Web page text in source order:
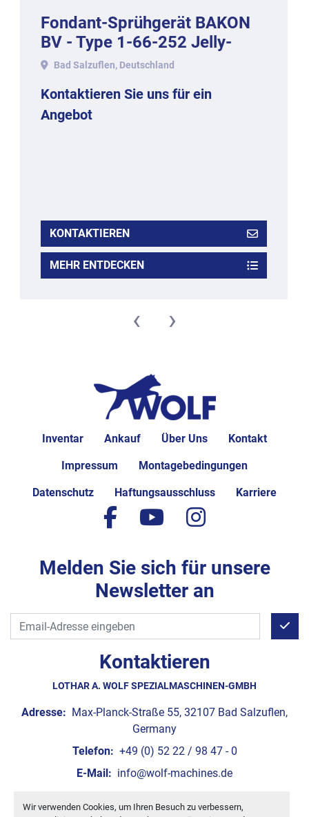
Wir verwenden Cookies, um Ihren Besuch zu verbessern,
Fondant-Sprühgerät BAKON
BV - Type 1-66-252 Jelly-
2000.
Bad Salzuflen, Deutschland
Kontaktieren Sie uns für ein
Angebot
KONTAKTIEREN
MEHR ENTDECKEN
‹ ›
Inventar Ankauf Über Uns Kontakt
Impressum Montagebedingungen
Datenschutz Haftungsausschluss Karriere
Kontaktieren
LOTHAR A. WOLF SPEZIALMASCHINEN-GMBH
Adresse: Max-Planck-Straße 55, 32107 Bad Salzuflen,
Germany
Telefon: +49 (0) 52 22 / 98 47 - 0
E-Mail: info@wolf-machines.de
Cookie-Einstellungen
facebook
youtubeinstagram
Melden Sie sich für unsere
Newsletter an